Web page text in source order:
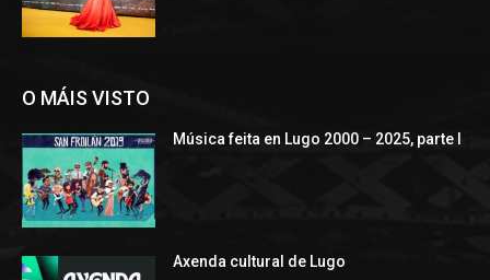
O MÁIS VISTO
Música feita en Lugo 2000 – 2025, parte I
Axenda cultural de Lugo